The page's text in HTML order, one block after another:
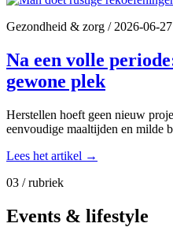
Gezondheid & zorg /2026-06-27
Na een volle
gewone plek
Herstellen hoeft geen nieuw
eenvoudige maaltijden en milde
Lees het artikel →
03 / rubriek
Events & lifestyle